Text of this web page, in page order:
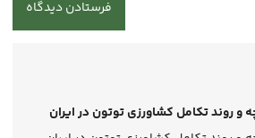
و روند تکامل کشاورزی توتون در ایران